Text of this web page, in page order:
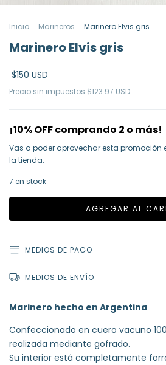
Inicio . Marineros . Marinero Elvis gris
Marinero Elvis gris
$150 USD
Precio sin impuestos $123.97 USD
¡10% OFF comprando 2 o más!
Vas a poder aprovechar esta promoción
la tienda.
7 en stock
MEDIOS DE PAGO
MEDIOS DE ENVÍO
Marinero hecho en Argentina
Confeccionado en cuero vacuno
realizada mediante gofrado.
Su interior está completamente